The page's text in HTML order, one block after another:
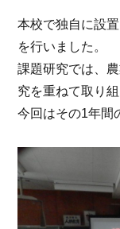
本校で独自に設
を行いました。
課題研究では、
究を重ねて取り
今回はその1年間